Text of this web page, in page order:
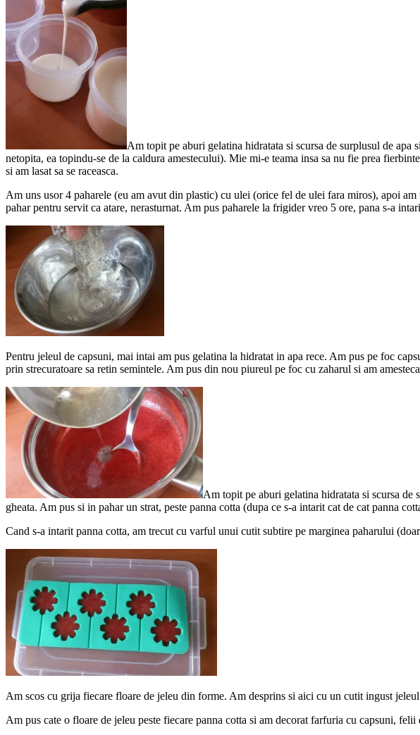
Am topit pe aburi gelatina hidratata si scursa de surplusul de apa
netopita, ea topindu-se de la caldura amestecului). Mie mi-e teama insa sa nu fie prea
si am lasat sa se raceasca.
Am uns usor 4 paharele (eu am avut din plastic) cu ulei (orice fel de ulei fara miros), apoi
pahar pentru servit ca atare, nerasturnat. Am pus paharele la frigider vreo 5 ore, pana s-a
Pentru jeleul de capsuni, mai intai am pus gelatina la hidratat in apa rece. Am pus pe foc
prin strecuratoare sa retin semintele. Am pus din nou piureul pe foc cu zaharul si am
Am topit pe aburi gelatina hidratata si scursa
gheata. Am pus si in pahar un strat, peste panna cotta (dupa ce s-a intarit cat de cat panna
Cand s-a intarit panna cotta, am trecut cu varful unui cutit subtire pe marginea paharului
Am scos cu grija fiecare floare de jeleu din forme. Am desprins si aici cu un cutit ingust
Am pus cate o floare de jeleu peste fiecare panna cotta si am decorat farfuria cu capsuni, felii